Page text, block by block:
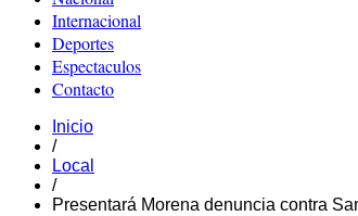
Internacional
Deportes
Espectaculos
Contacto
Inicio
/
Local
/
Presentará Morena denuncia contra